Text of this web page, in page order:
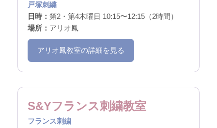
戸塚刺繍
日時： 第2・第4木曜日 10:15〜12:15（2時間）
場所： アリオ鳳
アリオ鳳教室の詳細を見る
S&Yフランス刺繍教室
フランス刺繍